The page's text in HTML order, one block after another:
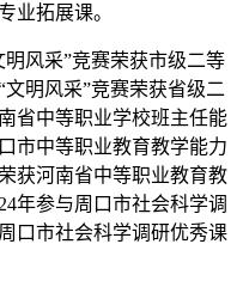
业拓展课。
风采”竞赛荣获市级二等
明风采”竞赛荣获省级二
省中等职业学校班主任能
市中等职业教育教学能力
获河南省中等职业教育教
年参与周口市社会科学调
口市社会科学调研优秀课